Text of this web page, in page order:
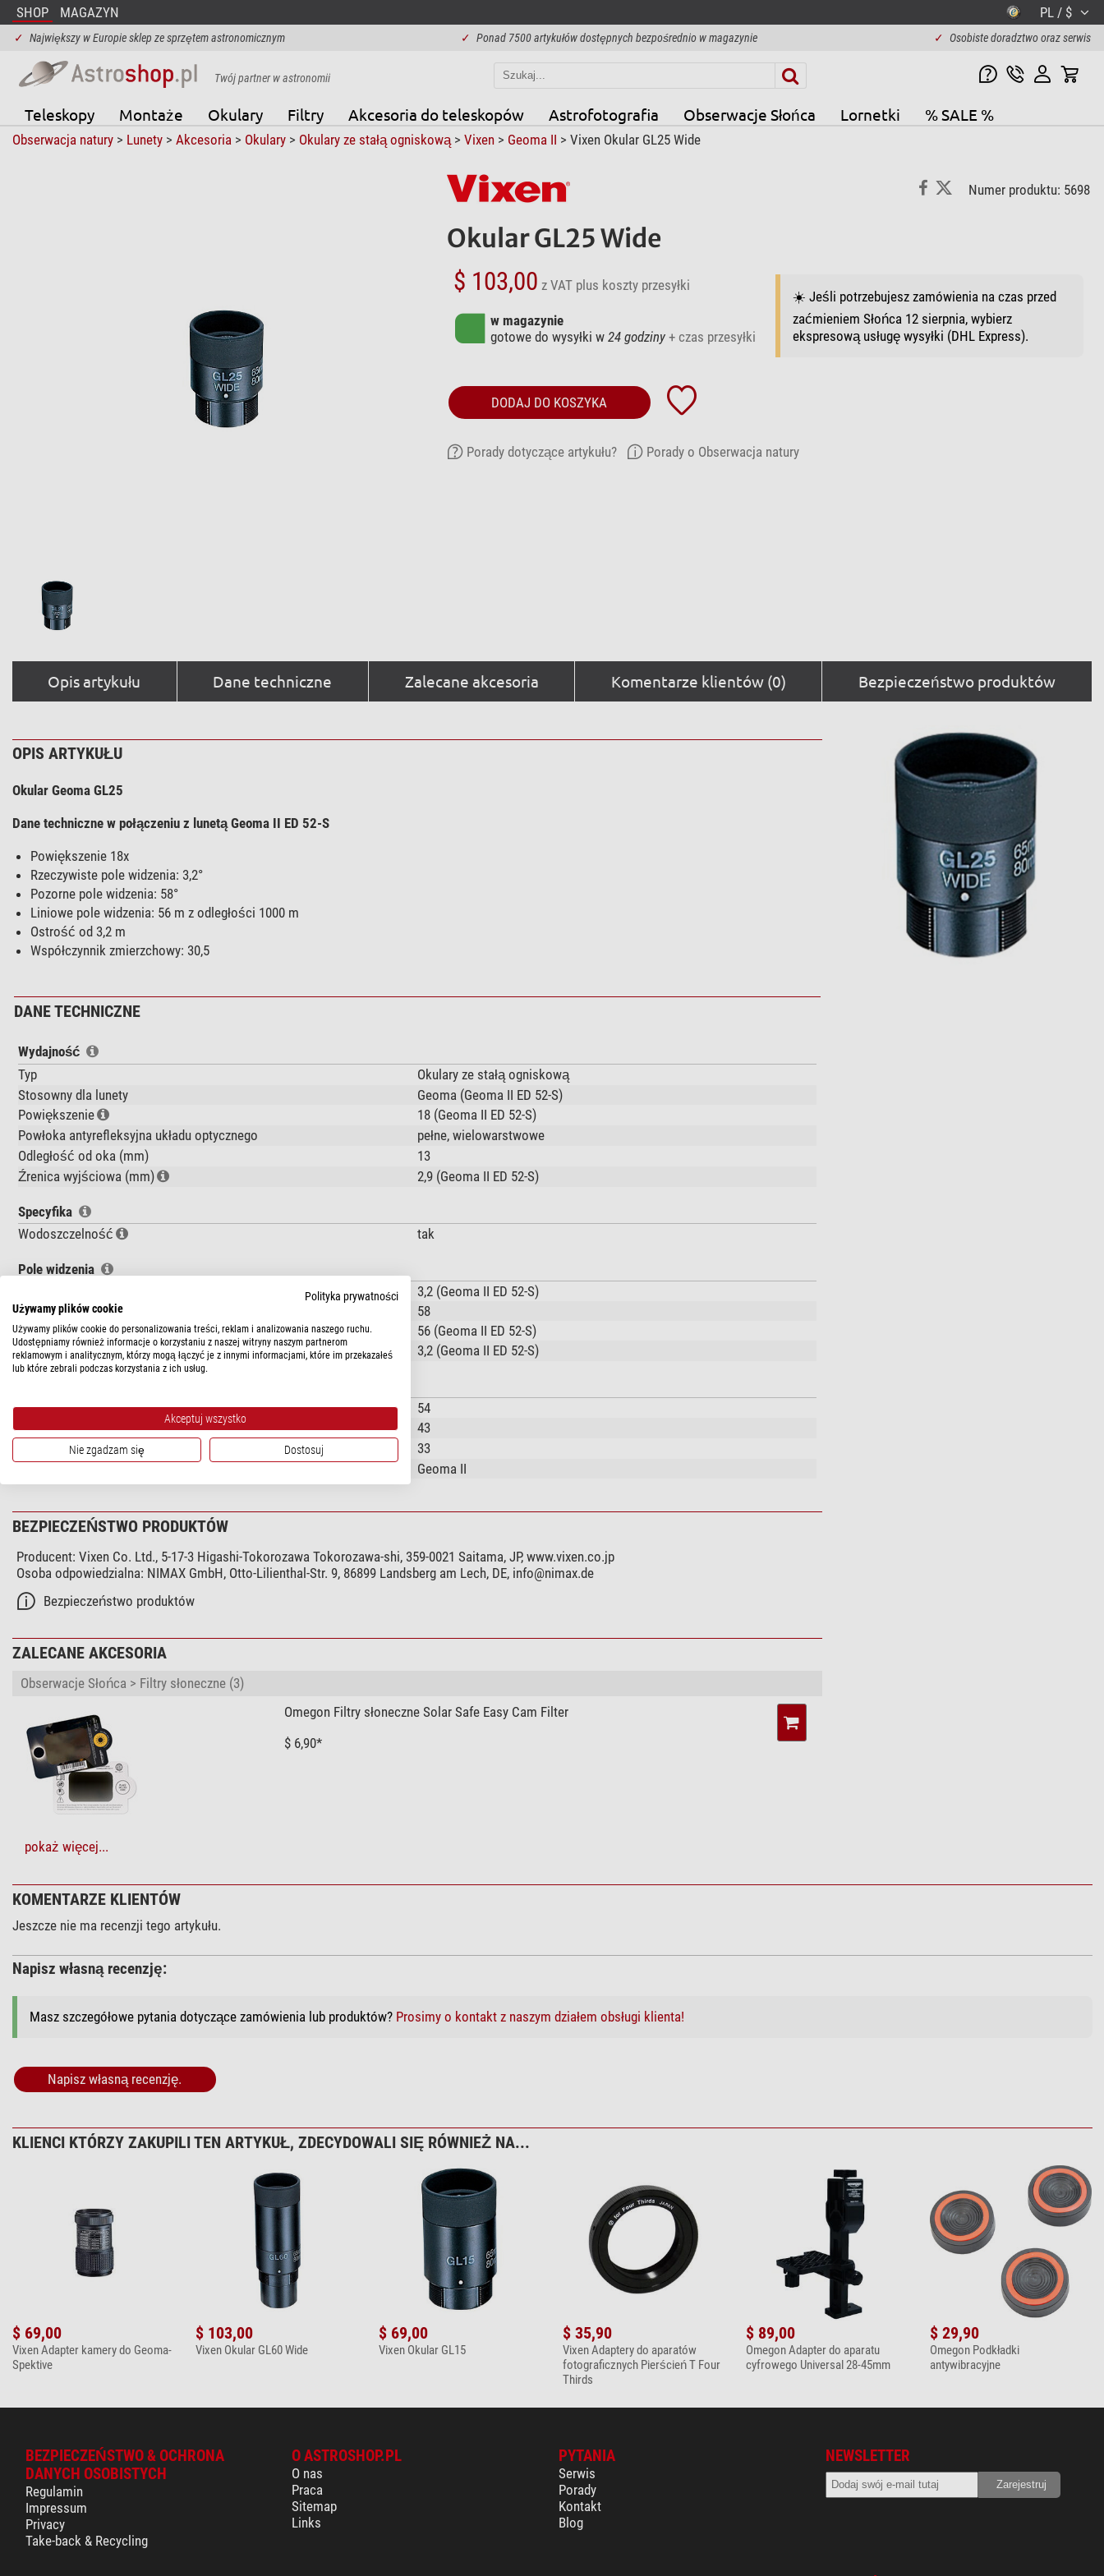
SHOP MAGAZYN PL / $
✓ Największy w Europie sklep ze sprzętem astronomicznym ✓ Ponad 7500 artykułów dostępnych bezpośrednio w magazynie ✓ Osobiste doradztwo oraz serwis
Twój partner w astronomii
Teleskopy Montaże Okulary Filtry Akcesoria do teleskopów Astrofotografia Obserwacje Słońca Lornetki % SALE %
Obserwacja natury> Lunety> Akcesoria > Okulary> Okulary ze stałą ogniskową> Vixen> Geoma II > Vixen Okular GL25 Wide
Numer produktu: 5698
Okular GL25 Wide
$ 103,00 z VAT plus koszty przesyłki
w magazynie
gotowe do wysyłki w 24 godziny + czas przesyłki
☀️ Jeśli potrzebujesz zamówienia na czas przed
zaćmieniem Słońca 12 sierpnia, wybierz
ekspresową usługę wysyłki (DHL Express).
DODAJ DO KOSZYKA
Porady dotyczące artykułu? Porady o Obserwacja natury
Opis artykułu Dane techniczne Zalecane akcesoria Komentarze klientów (0) Bezpieczeństwo produktów
OPIS ARTYKUŁU
Okular Geoma GL25
Dane techniczne w połączeniu z lunetą Geoma II ED 52-S
Powiększenie 18x
Rzeczywiste pole widzenia: 3,2°
Pozorne pole widzenia: 58°
Liniowe pole widzenia: 56 m z odległości 1000 m
Ostrość od 3,2 m
Współczynnik zmierzchowy: 30,5
DANE TECHNICZNE
Wydajność
Typ
Okulary ze stałą ogniskową
Stosowny dla lunety
Geoma (Geoma II ED 52-S)
Powiększenie
18 (Geoma II ED 52-S)
Powłoka antyrefleksyjna układu optycznego
pełne, wielowarstwowe
Odległość od oka (mm)
13
Źrenica wyjściowa (mm)
2,9 (Geoma II ED 52-S)
Specyfika
Wodoszczelność
tak
Pole widzenia
3,2 (Geoma II ED 52-S)
Subiektywne pole widzenia (°)
58
Pole widzenia na 1.000m (m)
56 (Geoma II ED 52-S)
Granica zbliżenia (m)
3,2 (Geoma II ED 52-S)
Waga (g)
54
Długość (mm)
43
Średnica (mm)
33
Geoma II
BEZPIECZEŃSTWO PRODUKTÓW
Producent: Vixen Co. Ltd., 5-17-3 Higashi-Tokorozawa Tokorozawa-shi, 359-0021 Saitama, JP, www.vixen.co.jp
Osoba odpowiedzialna: NIMAX GmbH, Otto-Lilienthal-Str. 9, 86899 Landsberg am Lech, DE, info@nimax.de
Bezpieczeństwo produktów
ZALECANE AKCESORIA
Obserwacje Słońca > Filtry słoneczne (3)
Omegon Filtry słoneczne Solar Safe Easy Cam Filter
$ 6,90*
+ Inne akcesoria w tej kategorii: 2
Konserwacja > Inne uwagi (2)
$ 6,90*
+ Inne akcesoria w tej kategorii: 1
Wszystkie ceny obejmują VAT, plus koszty przesyłki.
pokaż więcej...
KOMENTARZE KLIENTÓW
Jeszcze nie ma recenzji tego artykułu.
Napisz własną recenzję:
Masz szczegółowe pytania dotyczące zamówienia lub produktów? Prosimy o kontakt z naszym działem obsługi klienta!
Napisz własną recenzję.
KLIENCI KTÓRZY ZAKUPILI TEN ARTYKUŁ, ZDECYDOWALI SIĘ RÓWNIEŻ NA...
$ 69,00
Vixen Adapter kamery do Geoma-
Spektive
$ 103,00
Vixen Okular GL60 Wide
$ 69,00
Vixen Okular GL15
$ 35,90
Vixen Adaptery do aparatów
fotograficznych Pierścień T Four
Thirds
$ 89,00
Omegon Adapter do aparatu
cyfrowego Universal 28-45mm
$ 29,90
Omegon Podkładki
antywibracyjne
BEZPIECZEŃSTWO & OCHRONA
DANYCH OSOBISTYCH
Regulamin
Impressum
Privacy
Take-back & Recycling
O ASTROSHOP.PL
O nas
Praca
Sitemap
Links
PYTANIA
Serwis
Porady
Kontakt
Blog
NEWSLETTER
Polityka prywatności
Używamy plików cookie
Używamy plików cookie do personalizowania treści, reklam i analizowania naszego ruchu.
Udostępniamy również informacje o korzystaniu z naszej witryny naszym partnerom
reklamowym i analitycznym, którzy mogą łączyć je z innymi informacjami, które im przekazałeś
lub które zebrali podczas korzystania z ich usług.
Akceptuj wszystko
Nie zgadzam się Dostosuj